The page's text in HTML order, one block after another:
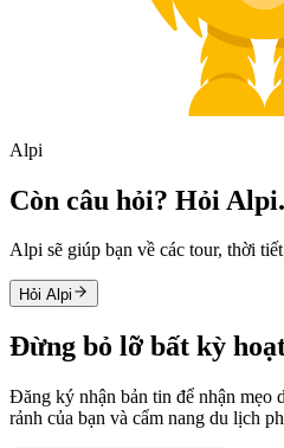
Alpi
Còn câu hỏi? Hỏi Alpi.
Alpi sẽ giúp bạn về các tour, thời
Hỏi Alpi
Đừng bỏ lỡ bất kỳ
Đăng ký nhận bản tin để nhận mẹo
rảnh của bạn và cẩm nang du lịch